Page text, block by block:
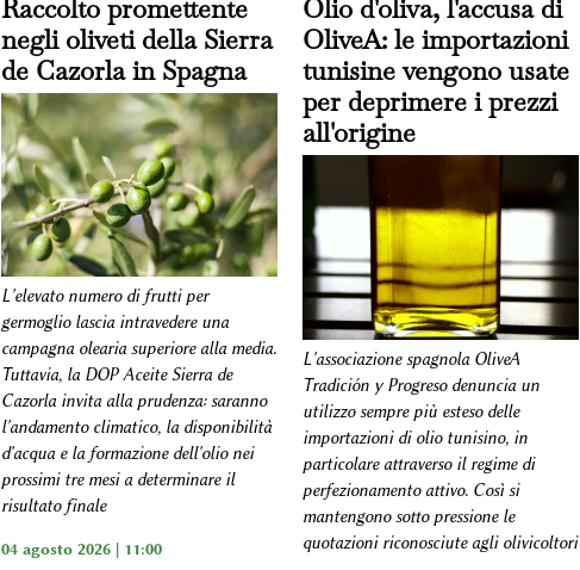
Raccolto promettente
negli oliveti della Sierra
de Cazorla in Spagna
L'elevato numero di frutti per
germoglio lascia intravedere una
campagna olearia superiore alla media.
Tuttavia, la DOP Aceite Sierra de
Cazorla invita alla prudenza: saranno
l'andamento climatico, la disponibilità
d'acqua e la formazione dell'olio nei
prossimi tre mesi a determinare il
risultato finale
04 agosto 2026 | 11:00
Olio d'oliva, l'accusa di
OliveA: le importazioni
tunisine vengono usate
per deprimere i prezzi
all'origine
L'associazione spagnola OliveA
Tradición y Progreso denuncia un
utilizzo sempre più esteso delle
importazioni di olio tunisino, in
particolare attraverso il regime di
perfezionamento attivo. Così si
mantengono sotto pressione le
quotazioni riconosciute agli olivicoltori